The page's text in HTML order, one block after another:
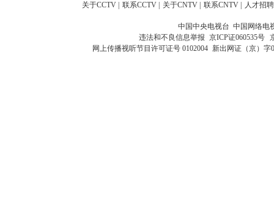
关于CCTV 联系CCTV 关于CNTV 联系CNTV 人才招聘
中国中央电视台 中国网络电
违法和不良信息举报 京ICP证060535号
网上传播视听节目许可证号 0102004 新出网证（京）